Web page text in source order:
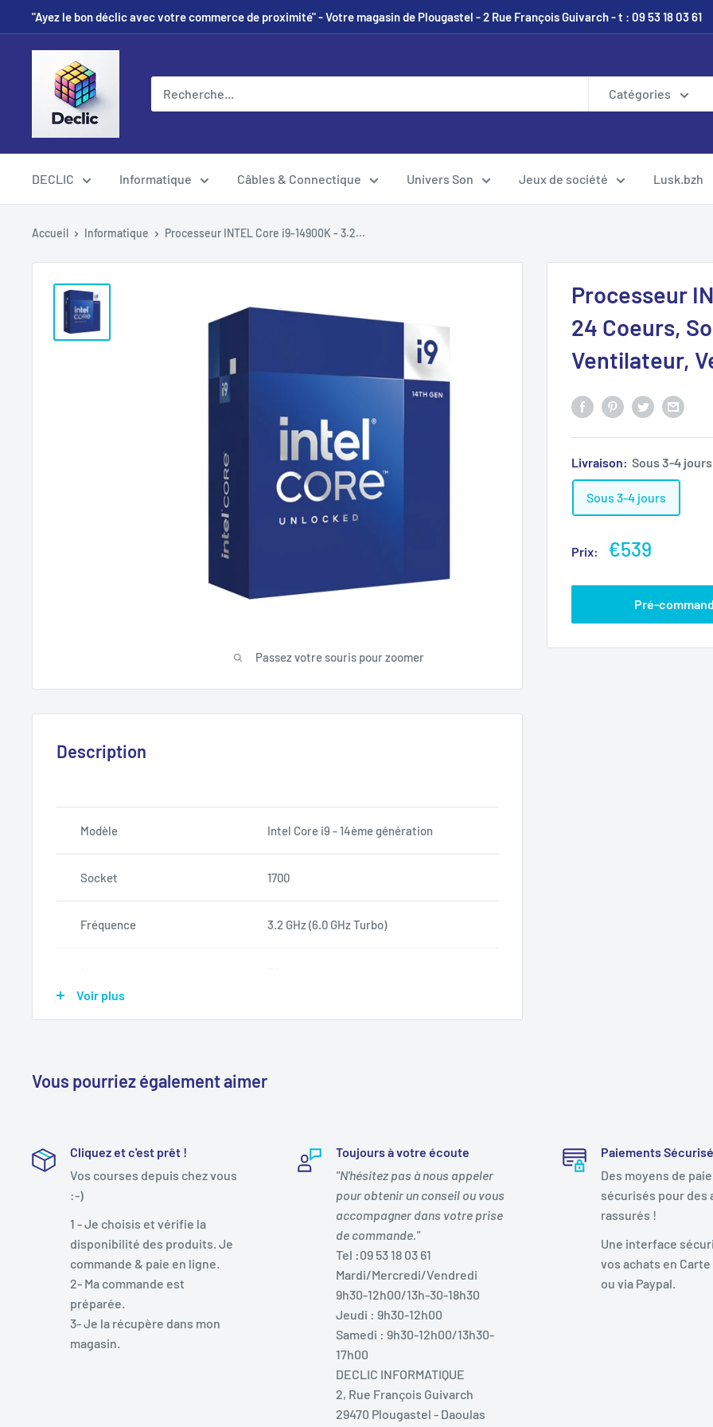
"Ayez le bon déclic avec votre commerce de proximité" - Votre magasin de Plougastel - 2 Rue François Guivarch - t : 09 53 18 03 61
Catégories
DECLIC Informatique Câbles & Connectique Univers Son Jeux de société Lusk.bzh
Accueil Informatique Processeur INTEL Core i9-14900K - 3.2...
Passez votre souris pour zoomer
Processeur
24 Coeurs,
Ventilateur,
Livraison: Sous 3-4 jours
Sous 3-4 jours
Prix: €539
Pré-
Description
Modèle Intel Core i9 - 14ème génération
Socket 1700
Fréquence 3.2 GHz (6.0 GHz Turbo)
Oui
Ventilateur fourni
Cache
Finesse de gravure
Architecture Raptor Lake Refresh
Wattage 125 W (max 253 W)
Voir plus
Vous pourriez également aimer
Cliquez et c'est prêt !
Vos courses depuis chez vous
:-)
1 - Je choisis et vérifie la
disponibilité des produits. Je
commande & paie en ligne.
2- Ma commande est
préparée.
3- Je la récupère dans mon
magasin.
Toujours à votre écoute
"N'hésitez pas à nous appeler
pour obtenir un conseil ou vous
accompagner dans votre prise
de commande."
Tel :09 53 18 03 61
Mardi/Mercredi/Vendredi
9h30-12h00/13h-30-18h30
Jeudi : 9h30-12h00
Samedi : 9h30-12h00/13h30-
17h00
DECLIC INFORMATIQUE
2, Rue François Guivarch
29470 Plougastel - Daoulas
Paiements
Des moyens de
sécurisés pour des
rassurés !
Une interface
vos achats en
ou via Paypal.